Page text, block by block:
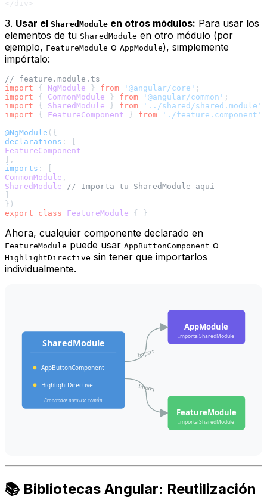
3. Usar el SharedModule en otros módulos: Para usar los
elementos de tu SharedModule en otro módulo (por
ejemplo, FeatureModule o AppModule), simplemente
impórtalo:
// feature.module.ts
import { NgModule } from '@angular/core'
import { CommonModule } from '@angular/common'
import { SharedModule } from '../shared/shared.module'
import { FeatureComponent } from './feature.component'
@NgModule
declarations
FeatureComponent
imports
CommonModule
SharedModule
// Importa tu SharedModule aquí
export
class FeatureModule
Ahora, cualquier componente declarado en
FeatureModule puede usar AppButtonComponent o
HighlightDirective sin tener que importarlos
individualmente.
SharedModule
AppButtonComponent
HighlightDirective
Exportados para uso común
AppModule
Importa SharedModule
FeatureModule
Importa SharedModule
Import
Import
📚 Bibliotecas Angular: Reutilización